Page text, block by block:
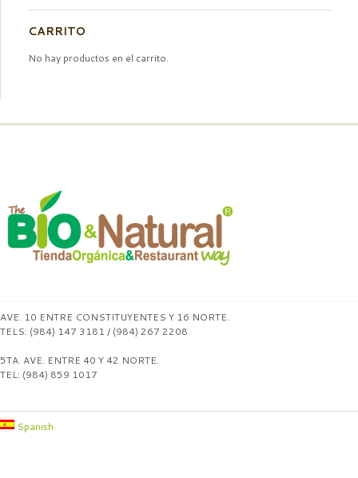
CARRITO
No hay productos en el carrito.
AVE. 10 ENTRE CONSTITUYENTES Y 16 NORTE.
TELS: (984) 147 3181 / (984) 267 2208
5TA. AVE. ENTRE 40 Y 42 NORTE.
TEL: (984) 859 1017
Spanish